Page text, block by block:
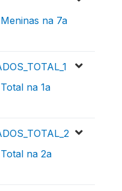
na 7a
na 1a
na 2a